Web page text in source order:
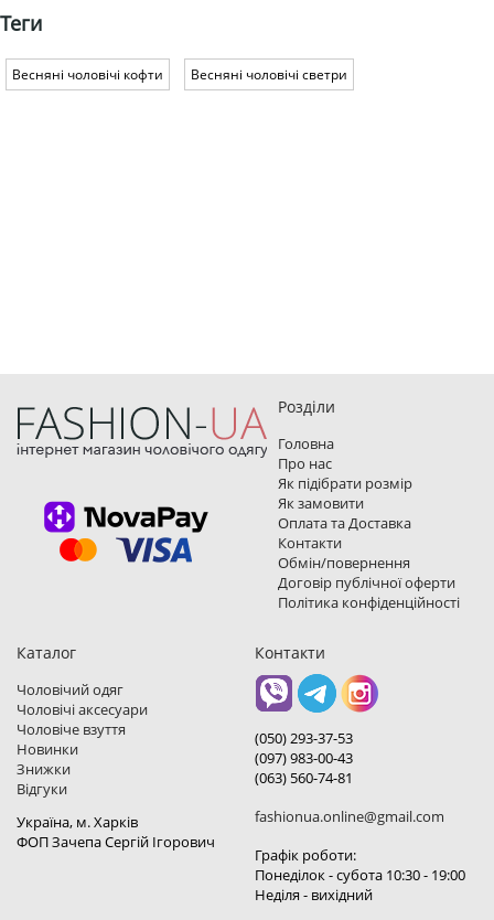
Теги
Весняні чоловічі кофти Весняні чоловічі светри
Розділи
Головна
Про нас
Як підібрати розмір
Як замовити
Оплата та Доставка
Контакти
Обмін/повернення
Договір публічної оферти
Політика конфіденційності
Каталог
Чоловічий одяг
Чоловічі аксесуари
Чоловіче взуття
Новинки
Знижки
Відгуки
Україна, м. Харкiв
ФОП Зачепа Сергій Ігорович
Контакти
(050) 293-37-53
(097) 983-00-43
(063) 560-74-81
fashionua.online@gmail.com
Графік роботи:
Понеділок - субота 10:30 - 19:00
Неділя - вихідний